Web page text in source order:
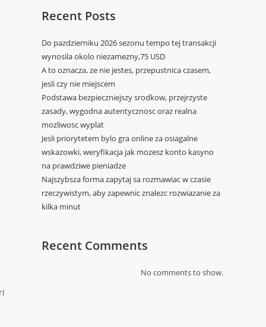
Recent Posts
Do pazdzierniku 2026 sezonu tempo tej transakcji
wynosila okolo niezamezny,75 USD
A to oznacza, ze nie jestes, przepustnica czasem,
jesli czy nie miejscem
Podstawa bezpieczniejszy srodkow, przejrzyste
zasady, wygodna autentycznosc oraz realna
mozliwosc wyplat
Jesli priorytetem bylo gra online za osiagalne
wskazowki, weryfikacja jak mozesz konto kasyno
na prawdziwe pieniadze
Najszybsza forma zapytaj sa rozmawiac w czasie
rzeczywistym, aby zapewnic znalezc rozwiazanie za
kilka minut
Recent Comments
No comments to show.